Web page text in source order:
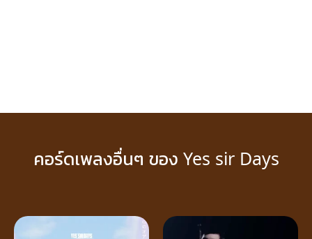
คอร์ดเพลงอื่นๆ ของ Yes sir Days